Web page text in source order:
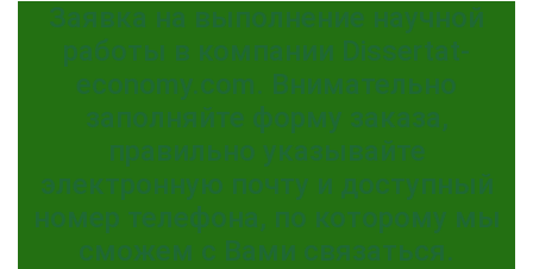
Заявка на выполнение научной
работы в компании Dissertat-
economy.com. Внимательно
заполняйте форму заказа,
правильно указывайте
электронную почту и доступный
номер телефона, по которому мы
сможем с Вами связаться.